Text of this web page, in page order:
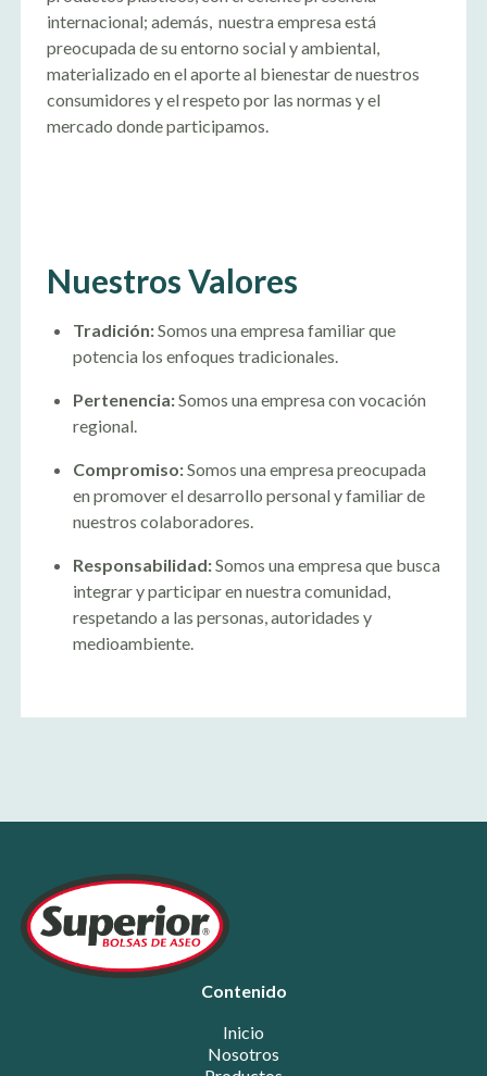
internacional; además, nuestra empresa está
preocupada de su entorno social y ambiental,
materializado en el aporte al bienestar de nuestros
consumidores y el respeto por las normas y el
mercado donde participamos.
Nuestros Valores
Tradición:Somos una empresa familiar que
potencia los enfoques tradicionales.
Pertenencia:Somos una empresa con vocación
regional.
Compromiso:Somos una empresa preocupada
en promover el desarrollo personal y familiar de
nuestros colaboradores.
Responsabilidad:Somos una empresa que busca
integrar y participar en nuestra comunidad,
respetando a las personas, autoridades y
medioambiente.
Contenido
Inicio
Nosotros